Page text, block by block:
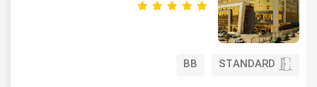
STANDARD
BB